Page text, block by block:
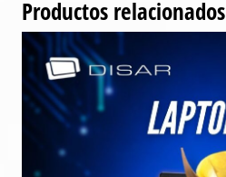
Productos relacionados